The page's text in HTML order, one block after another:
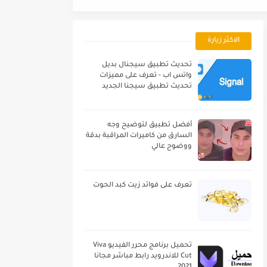
الاكثر زيارة
تحديث تطبيق سيجنال بديل
واتس اب - تعرف على مميزات
تحديث تطبيق سيجنا الجديد
أفضل تطبيق لتوضيح وجه
السارق من كاميرات المراقبة بدقة
ووضوح عالي
تعرف على فوائد زيت كبد الحوت
تحميل برنامج محرر الفيديو Viva
Cut للاندرويد رابط مباشر مجانا